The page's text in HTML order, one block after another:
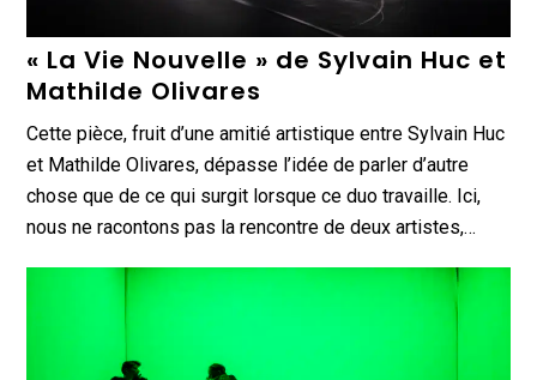
« La Vie Nouvelle » de Sylvain Huc et
Mathilde Olivares
Cette pièce, fruit d’une amitié artistique entre Sylvain Huc
et Mathilde Olivares, dépasse l’idée de parler d’autre
chose que de ce qui surgit lorsque ce duo travaille. Ici,
nous ne racontons pas la rencontre de deux artistes,…